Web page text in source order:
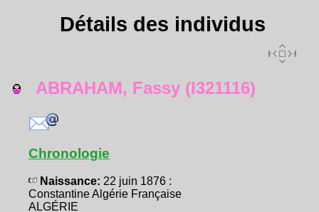
Détails des individus
ABRAHAM, Fassy (I321116)
Chronologie
Naissance: 22 juin 1876 :
Constantine Algérie Française
ALGÉRIE